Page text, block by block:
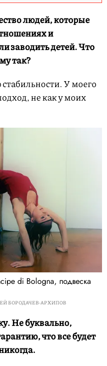
людей, которые
и
заводить детей. Что
так?
У моего
не как у моих
di Bologna, подвеска
БОРОДАЧЕВ-АРХИПОВ
Не буквально,
что все будет